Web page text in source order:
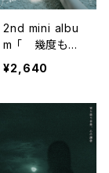
2nd mini albu
m 「 幾度も愛
を染められ
て 」
¥2,640